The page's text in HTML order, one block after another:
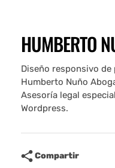
HUMBERTO
Diseño responsivo
Humberto Nuño
Asesoría legal
Wordpress.
Compartir